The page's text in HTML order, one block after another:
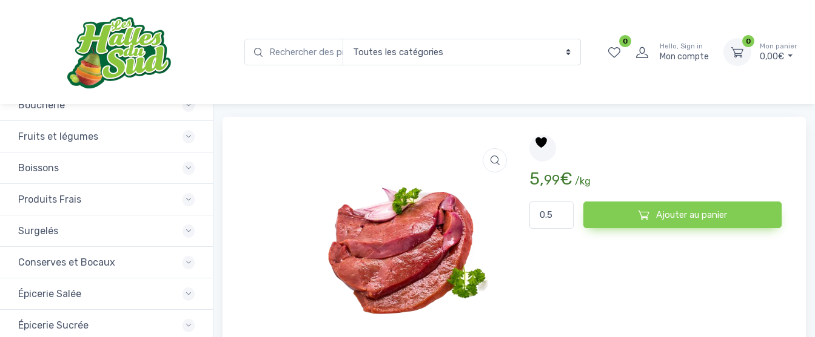
0
Hello, Sign in
Mon compte
0
Mon panier
0,00€
Promotions
Boucherie
Fruits et légumes
Boissons
Produits Frais
Surgelés
Conserves et Bocaux
Épicerie Salée
Épicerie Sucrée
5,99€ /kg
quantité de Foie de Boeuf
Ajouter au panier